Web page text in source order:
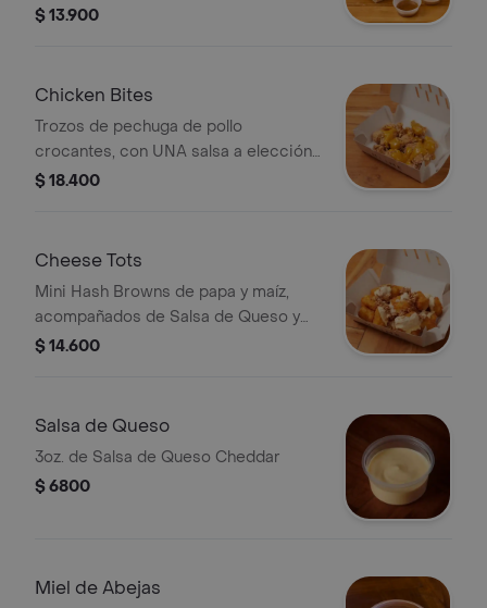
Mostaza BBQ, Salsa Picante o Salsa
$ 13.900
Chicken Bites
Trozos de pechuga de pollo
crocantes, con UNA salsa a elección
(Miel, Mostaza BBQ, Salsa Picante o
$ 18.400
Cheese Tots
Mini Hash Browns de papa y maíz,
acompañados de Salsa de Queso y
cebolla crunchy
$ 14.600
Salsa de Queso
3oz. de Salsa de Queso Cheddar
$ 6800
Miel de Abejas